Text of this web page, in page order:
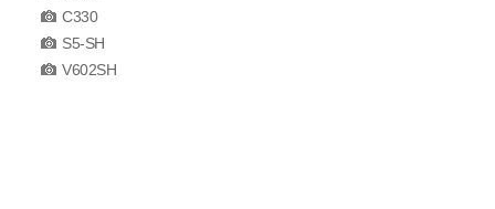
C330
S5-SH
V602SH